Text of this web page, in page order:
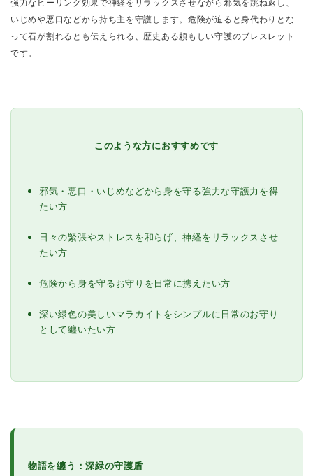
いじめや悪口などから持ち主を守護します。危険が迫ると身代わりとな
って石が割れるとも伝えられる、歴史ある頼もしい守護のブレスレット
です。
このような方におすすめです
邪気・悪口・いじめなどから身を守る強力な守護力を得
たい方
日々の緊張やストレスを和らげ、神経をリラックスさせ
たい方
危険から身を守るお守りを日常に携えたい方
深い緑色の美しいマラカイトをシンプルに日常のお守り
として纏いたい方
物語を纏う：深緑の守護盾